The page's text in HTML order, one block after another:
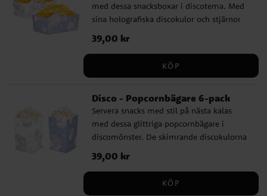
med dessa snacksboxar i discotema. Med
sina holografiska discokulor och stjärnor
blir de ett stilfullt sätt att servera chips,
godis eller andra favoriter. Boxarna är
cm, vilket gör dem både rymliga och lätta
Pris:39,00 kr
39,00 kr
KÖP
Disco - Popcornbägare 6-pack
Servera snacks med stil på nästa kalas
med dessa glittriga popcornbägare i
discomönster. De skimrande discokulorna
som passar perfekt till dans, skratt och
och mäter 13,5 x 8,5 cm – precis lagom för
Pris:39,00 kr
39,00 kr
KÖP